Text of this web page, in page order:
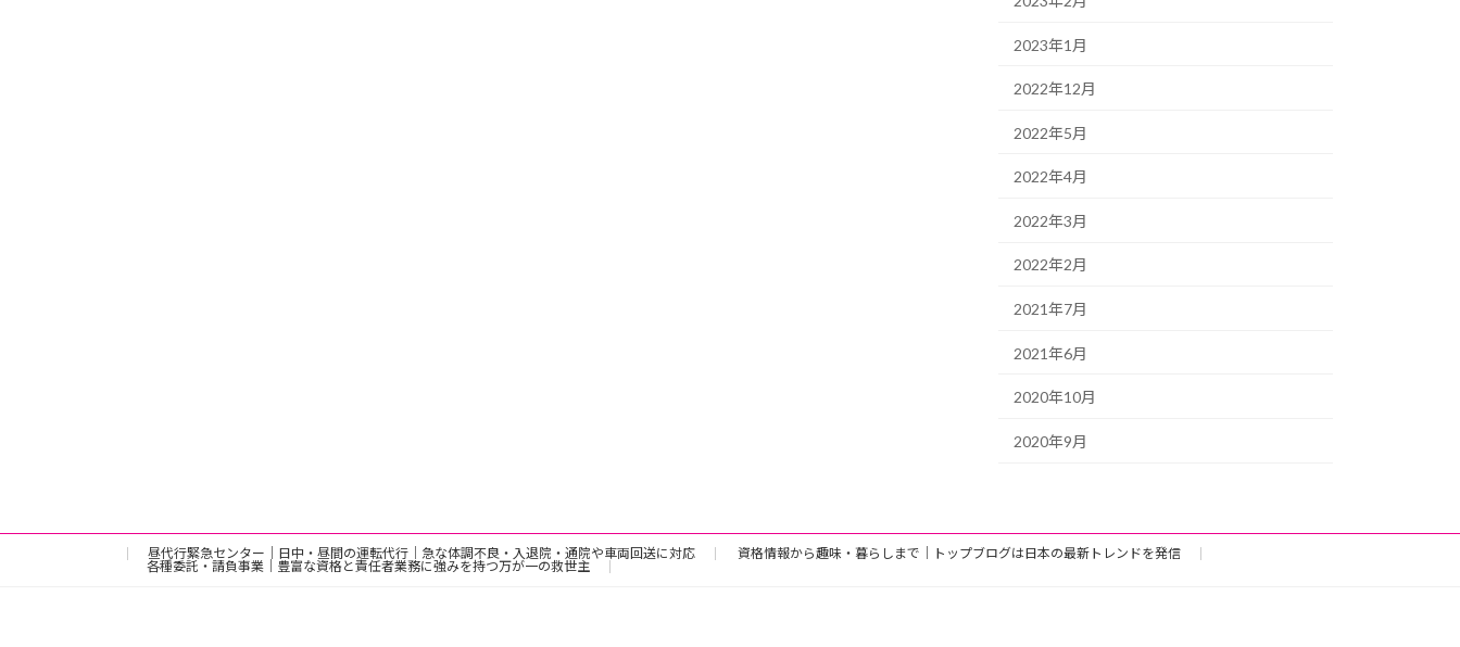
2023年1月
2022年12月
2022年5月
2022年4月
2022年3月
2022年2月
2021年7月
2021年6月
2020年10月
2020年9月
昼代行緊急センター｜日中・昼間の運転代行｜急な体調不良・入退院・通院や車両回送に対応
資格情報から趣味・暮らしまで｜トップブログは日本の最新トレンドを発信
各種委託・請負事業｜豊富な資格と責任者業務に強みを持つ万が一の救世主